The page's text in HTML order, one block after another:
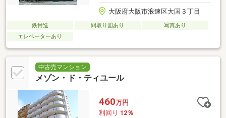
大阪府大阪市浪速区大国３丁目
鉄骨造 間取り図あり
写真あり
エレベーターあり
中古売マンション
メゾン・ド・ティユール
460万円
利回り 12％